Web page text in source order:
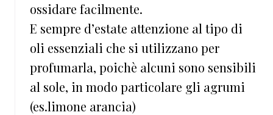
ossidare facilmente.
E sempre d’estate attenzione al tipo di
oli essenziali che si utilizzano per
profumarla, poichè alcuni sono sensibili
al sole, in modo particolare gli agrumi
(es.limone arancia)